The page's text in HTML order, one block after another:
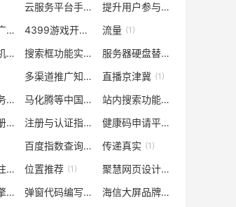
云服务平台手机APP (1) 提升用户参与度与网站活跃度
网站优化推广策略 (1) 4399游戏开发者 (1)
流量 (1)
新一代云主机
(1) 搜索框功能实现 (1) 服务器硬盘替换
多渠道推广知名 (1)直播京津冀 (1)
电信双线业务
(1) 马化腾等中国知名企业家） (1) 站内搜索功能
(1)
中国域名注册权威机构 (1) 注册与认证指南 (1) 健康码申请平台
百度指数查询
(1) 传递真实 (1)
数据备份及注意事项提醒 (1)
位置推荐 (1) 聚慧网页设计
(1)
网站搜索引擎排名提升 (1) 弹窗代码编写详解（或弹窗编程技术） 海信大屏品牌与ASO优化推广公司排名介绍